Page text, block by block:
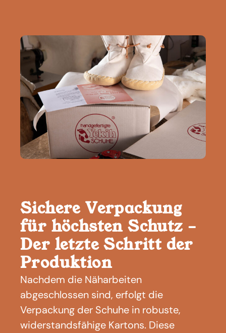
Sichere Verpackung
für höchsten Schutz –
Der letzte Schritt der
Produktion
Nachdem die Näharbeiten
abgeschlossen sind, erfolgt die
Verpackung der Schuhe in robuste,
widerstandsfähige Kartons. Diese